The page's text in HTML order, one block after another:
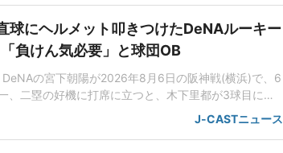
球にヘルメット叩きつけたDeNAルーキー
負けん気必要」と球団OB
の宮下朝陽が2026年8月6日の阪神戦(横浜)で、6
、二塁の好機に打席に立つと、木下里都が3球目に投
へ。もんどり打ってよけた宮下は怒りの表情を見せて
「熱くなってしまった部分があったのでしょう」前日5
J-CASTニュース